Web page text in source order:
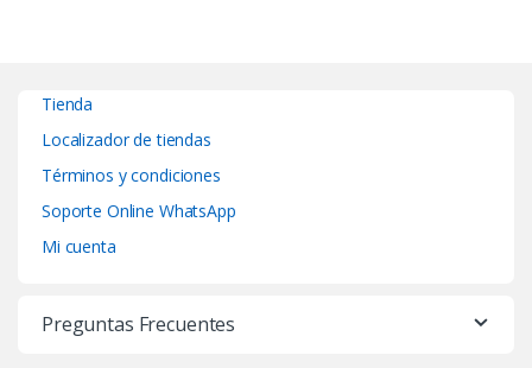
Tienda
Localizador de tiendas
Términos y condiciones
Soporte Online WhatsApp
Mi cuenta
Preguntas Frecuentes